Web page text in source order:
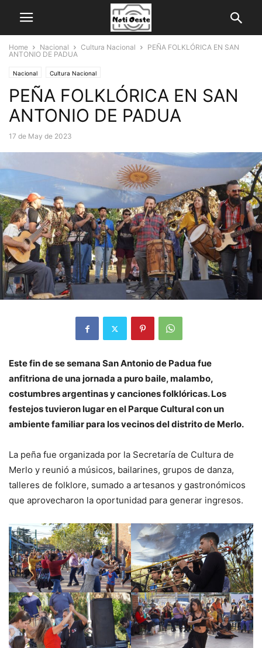
Home Nacional Cultura Nacional
PEÑA FOLKLÓRICA EN SAN
ANTONIO DE PADUA
Nacional Cultura Nacional
PEÑA FOLKLÓRICA EN SAN
ANTONIO DE PADUA
17 de May de 2023
Este fin de se semana San Antonio de Padua fue
anfitriona de una jornada a puro baile, malambo,
costumbres argentinas y canciones folklóricas. Los
festejos tuvieron lugar en el Parque Cultural con un
ambiente familiar para los vecinos del distrito de Merlo.
La peña fue organizada por la Secretaría de Cultura de
Merlo y reunió a músicos, bailarines, grupos de danza,
talleres de folklore, sumado a artesanos y gastronómicos
que aprovecharon la oportunidad para generar ingresos.